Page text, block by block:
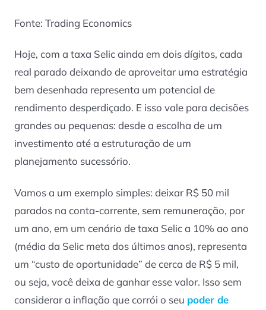
Fonte: Trading Economics
Hoje, com a taxa Selic ainda em dois dígitos, cada
real parado deixando de aproveitar uma estratégia
bem desenhada representa um potencial de
rendimento desperdiçado. E isso vale para decisões
grandes ou pequenas: desde a escolha de um
investimento até a estruturação de um
planejamento sucessório.
Vamos a um exemplo simples: deixar R$ 50 mil
parados na conta-corrente, sem remuneração, por
um ano, em um cenário de taxa Selic a 10% ao ano
(média da Selic meta dos últimos anos), representa
um “custo de oportunidade” de cerca de R$ 5 mil,
ou seja, você deixa de ganhar esse valor. Isso sem
considerar a inflação que corrói o seu poder de